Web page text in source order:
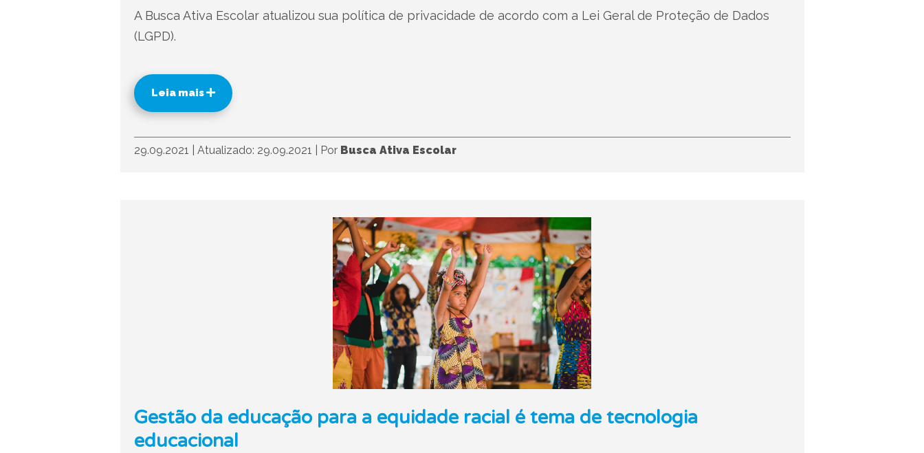
A Busca Ativa Escolar atualizou sua política de privacidade de acordo com a Lei Geral de Proteção de Dados
(LGPD).
Leia mais
29.09.2021 Atualizado: 29.09.2021 Por Busca Ativa Escolar
Gestão da educação para a equidade racial é tema de tecnologia
educacional